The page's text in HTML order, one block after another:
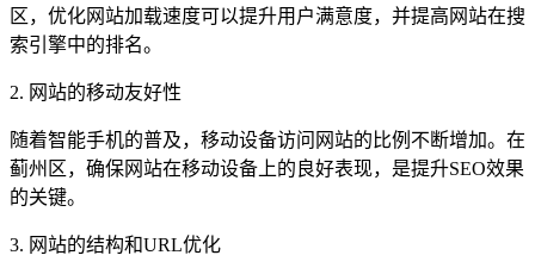
区，优化网站加载速度可以提升用户满意度，并提高网站在搜
索引擎中的排名。
2. 网站的移动友好性
随着智能手机的普及，移动设备访问网站的比例不断增加。在
蓟州区，确保网站在移动设备上的良好表现，是提升SEO效果
的关键。
3. 网站的结构和URL优化